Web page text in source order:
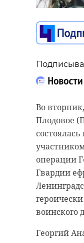
Во
Плодовое
операции
Гвардии
воинского
Георгий
Во